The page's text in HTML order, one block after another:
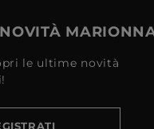
le ultime novità